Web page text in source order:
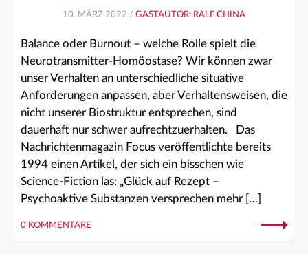
10. MÄRZ 2022 / GASTAUTOR: RALF CHINA
Balance oder Burnout – welche Rolle spielt die
Neurotransmitter-Homöostase? Wir können zwar
unser Verhalten an unterschiedliche situative
Anforderungen anpassen, aber Verhaltensweisen, die
nicht unserer Biostruktur entsprechen, sind
dauerhaft nur schwer aufrechtzuerhalten. Das
Nachrichtenmagazin Focus veröffentlichte bereits
1994 einen Artikel, der sich ein bisschen wie
Science-Fiction las: „Glück auf Rezept –
Psychoaktive Substanzen versprechen mehr […]
0 KOMMENTARE